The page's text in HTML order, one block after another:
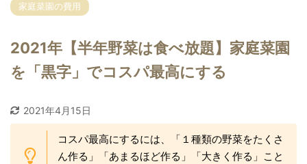
家庭菜園の費用
2021年【半年野菜は食べ放題】家庭菜園
を「黒字」でコスパ最高にする
2021年4月15日
コスパ最高にするには、「１種類の野菜をたくさ
ん作る」「あまるほど作る」「大きく作る」こと